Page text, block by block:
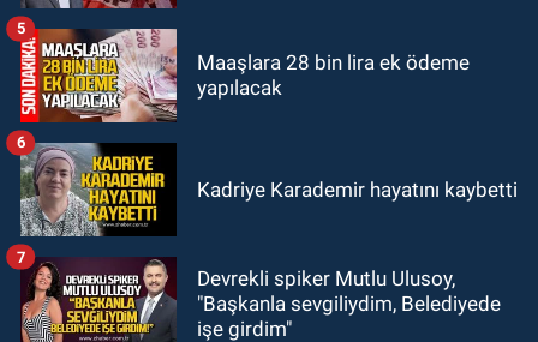
Maaşlara 28 bin lira ek ödeme
yapılacak
5
Kadriye Karademir hayatını kaybetti
6
Devrekli spiker Mutlu Ulusoy,
"Başkanla sevgiliydim, Belediyede
işe girdim"
7